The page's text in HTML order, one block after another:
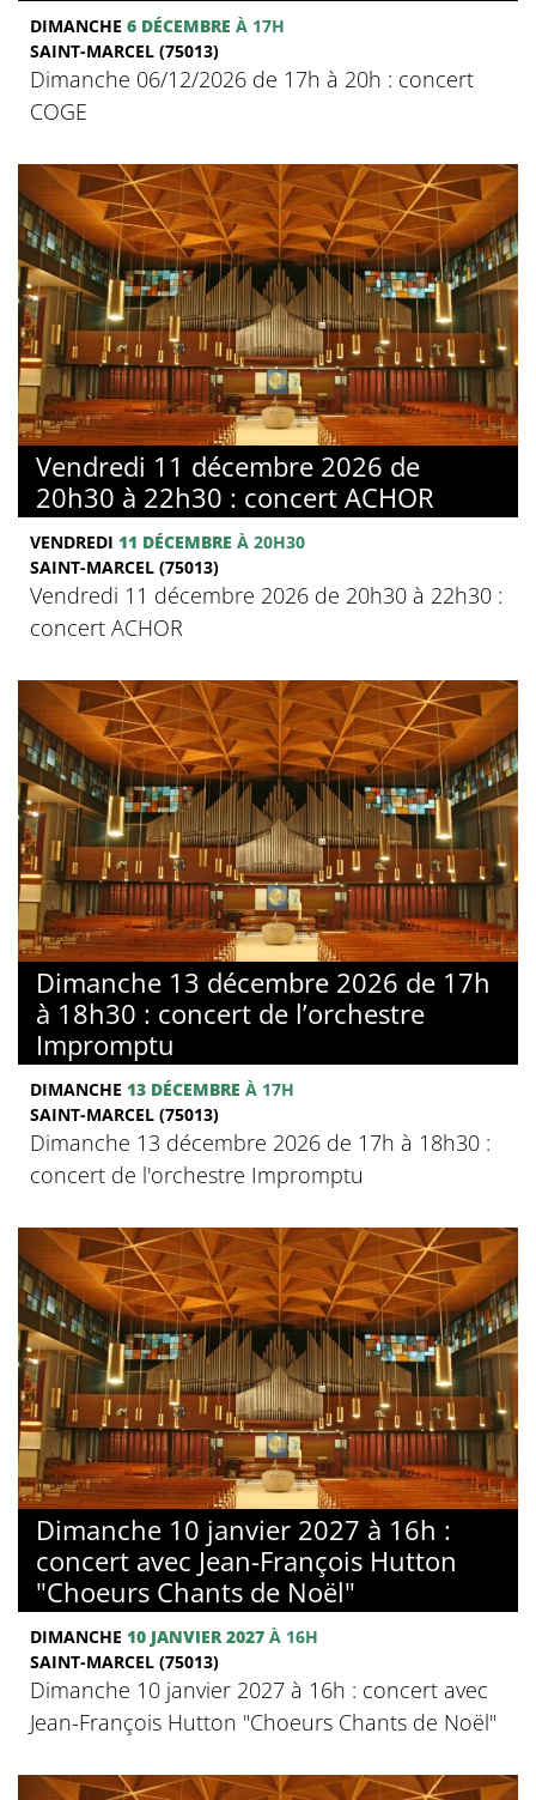
DIMANCHE 6 DÉCEMBRE À 17H
SAINT-MARCEL (75013)
Dimanche 06/12/2026 de 17h à 20h : concert
COGE
Vendredi 11 décembre 2026 de
20h30 à 22h30 : concert ACHOR
VENDREDI 11 DÉCEMBRE À 20H30
SAINT-MARCEL (75013)
Vendredi 11 décembre 2026 de 20h30 à 22h30 :
concert ACHOR
Dimanche 13 décembre 2026 de 17h
à 18h30 : concert de l’orchestre
Impromptu
DIMANCHE 13 DÉCEMBRE À 17H
SAINT-MARCEL (75013)
Dimanche 13 décembre 2026 de 17h à 18h30 :
concert de l'orchestre Impromptu
Dimanche 10 janvier 2027 à 16h :
concert avec Jean-François Hutton
"Choeurs Chants de Noël"
DIMANCHE 10 JANVIER 2027 À 16H
SAINT-MARCEL (75013)
Dimanche 10 janvier 2027 à 16h : concert avec
Jean-François Hutton "Choeurs Chants de Noël"